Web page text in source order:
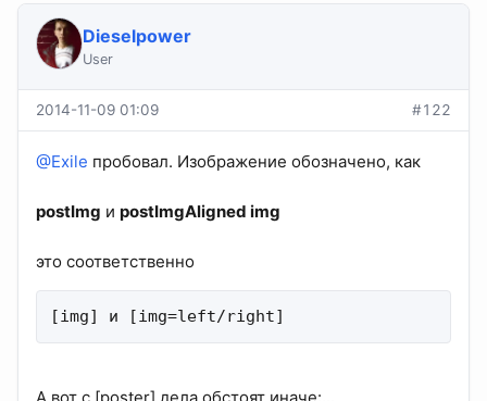
Dieselpower
User
2014-11-09 01:09 #122
@Exile пробовал. Изображение обозначено, как
postImg и postImgAligned img
это соответственно
[img] и [img=left/right]